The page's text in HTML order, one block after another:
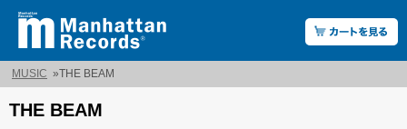
MUSIC »THE BEAM
THE BEAM